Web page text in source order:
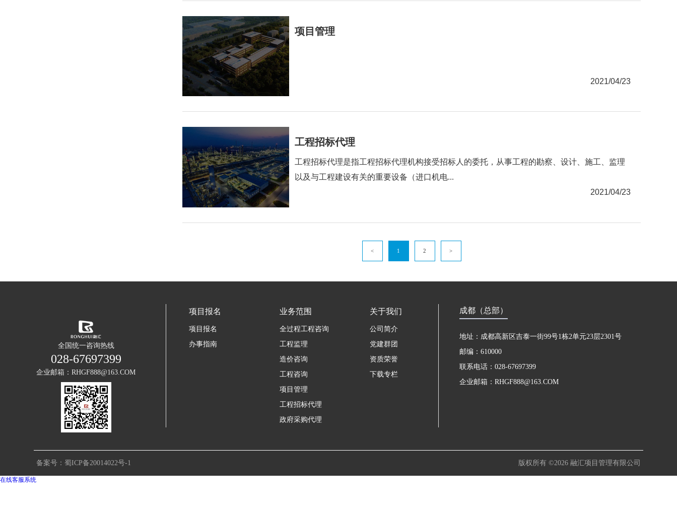
项目管理
2021/04/23
工程招标代理
工程招标代理是指工程招标代理机构接受招标人的委托，从事工程的勘察、设计、施工、监理
以及与工程建设有关的重要设备（进口机电...
2021/04/23
< 1 2 >
全国统一咨询热线
028-67697399
企业邮箱：RHGF888@163.COM
项目报名
项目报名
办事指南
业务范围
全过程工程咨询
工程监理
造价咨询
工程咨询
项目管理
工程招标代理
政府采购代理
关于我们
公司简介
党建群团
资质荣誉
下载专栏
成都（总部）
地址：成都高新区吉泰一街99号1栋2单元23层2301号
邮编：610000
联系电话：028-67697399
企业邮箱：RHGF888@163.COM
备案号：蜀ICP备20014022号-1 版权所有 ©2026 融汇项目管理有限公司
在线客服系统